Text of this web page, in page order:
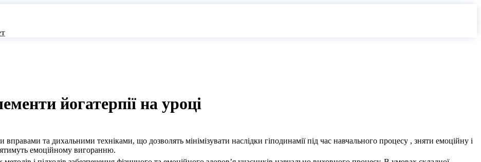
йогатерпії на уроці
та дихальними техніками, що дозволять мінімізувати наслідки гіподинамії під час навчального процесу , зняти емоційну і
емоційному вигоранню.